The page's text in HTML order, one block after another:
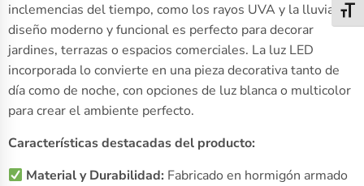
inclemencias del tiempo, como los rayos UVA y la lluvia. Su
diseño moderno y funcional es perfecto para decorar
jardines, terrazas o espacios comerciales. La luz LED
incorporada lo convierte en una pieza decorativa tanto de
día como de noche, con opciones de luz blanca o multicolor
para crear el ambiente perfecto.
Características destacadas del producto:
Material y Durabilidad: Fabricado en hormigón armado